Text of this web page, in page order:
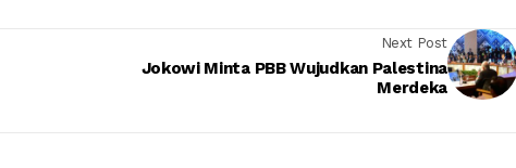
Next Post
Jokowi Minta PBB Wujudkan Palestina
Merdeka